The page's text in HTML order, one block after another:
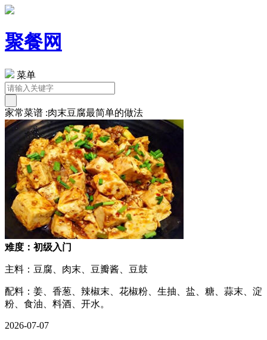
聚餐网
菜单
家常菜谱 :肉末豆腐最简单的做法
难度：初级入门
主料：豆腐、肉末、豆瓣酱、豆鼓
配料：姜、香葱、辣椒末、花椒粉、生抽、盐、糖、蒜末、淀
粉、食油、料酒、开水。
2026-07-07